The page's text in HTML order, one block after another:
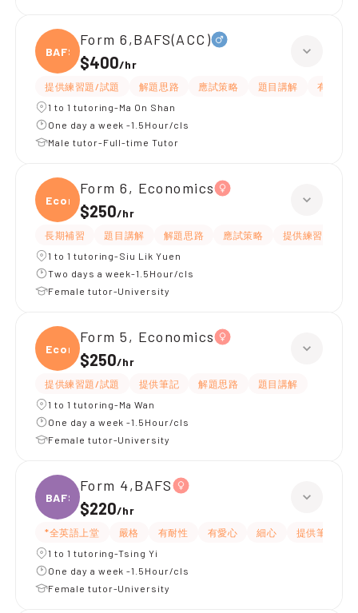
BAFS(
Form 6,BAFS(ACC)
$400/hr
提供練習題/試題 解題思路 應試策略 題目講解
有耐性
1 to 1 tutoring-Ma On Shan
One day a week -1.5Hour/cls
Male tutor-Full-time Tutor
Econ
Form 6, Economics
$250/hr
長期補習 題目講解 解題思路 應試策略
提供練習題/試題
1 to 1 tutoring-Siu Lik Yuen
Two days a week-1.5Hour/cls
Female tutor-University
Econ
Form 5, Economics
$250/hr
提供練習題/試題 提供筆記 解題思路
題目講解
1 to 1 tutoring-Ma Wan
One day a week -1.5Hour/cls
Female tutor-University
BAFS
Form 4,BAFS
$220/hr
*全英語上堂 嚴格 有耐性 有愛心 細心 提供筆記
1 to 1 tutoring-Tsing Yi
One day a week -1.5Hour/cls
Female tutor-University